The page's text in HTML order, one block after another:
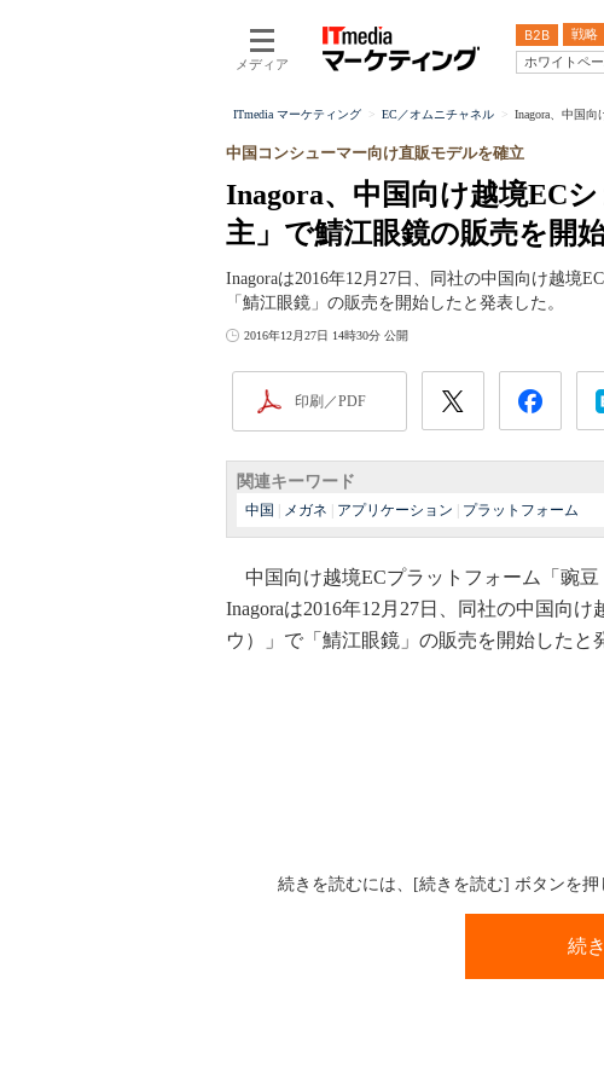
メディア
B2B 戦略
ホワイトペ
ITmedia マーケティング EC／オムニチャネル Inagora、中国
Inagora、中国向け越境EC
主」で鯖江眼鏡の販売を開
中国コンシューマー向け直販モデルを確立
Inagoraは2016年12月27日、同社の中国向け越境
「鯖江眼鏡」の販売を開始したと発表した。
2016年12月27日 14時30分 公開
印刷／PDF
関連キーワード
中国 メガネ アプリケーション プラットフォーム
中国向け越境ECプラットフォーム「豌
Inagoraは2016年12月27日、同社の中国向
ウ）」で「鯖江眼鏡」の販売を開始したと
続きを読むには、[続きを読む] ボタンを押
続